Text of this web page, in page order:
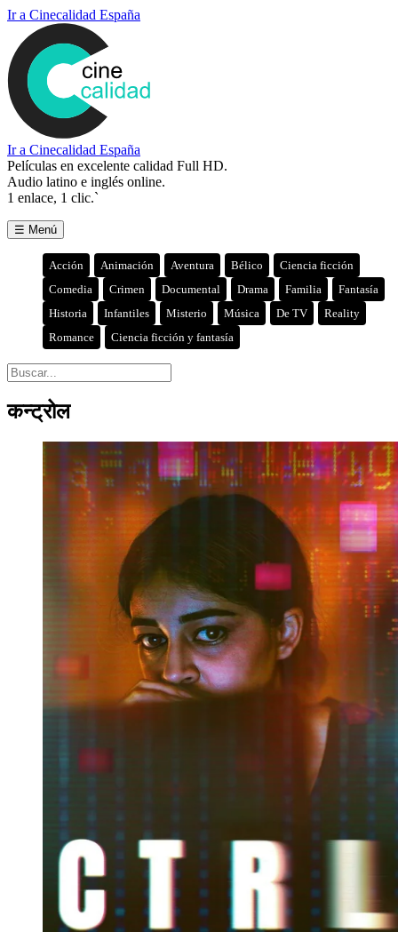
Ir a Cinecalidad España
Ir a Cinecalidad España
Películas en excelente calidad Full HD.
Audio latino e inglés online.
1 enlace, 1 clic.`
☰ Menú
Acción Animación Aventura Bélico
Ciencia ficción
Comedia
Crimen Documental Drama Familia
Fantasía
Historia
Infantiles Misterio Música De TV
Reality
Romance
Ciencia ficción y fantasía
कन्ट्रोल